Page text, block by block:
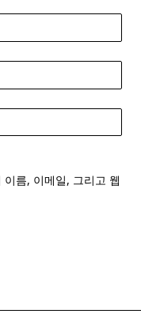
름, 이메일, 그리고 웹